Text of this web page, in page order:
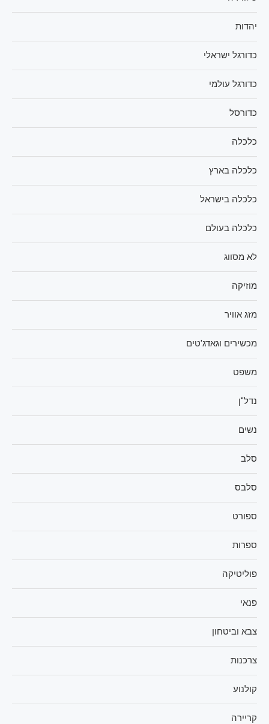
יהדות
כדורגל ישראלי
כדורגל עולמי
כדורסל
כלכלה
כלכלה בארץ
כלכלה בישראל
כלכלה בעולם
לא מסווג
מוזיקה
מזג אוויר
מכשירים וגאדג'טים
משפט
נדל"ן
נשים
סלב
סלבס
ספורט
ספרות
פוליטיקה
פנאי
צבא וביטחון
צרכנות
קולנוע
קריירה